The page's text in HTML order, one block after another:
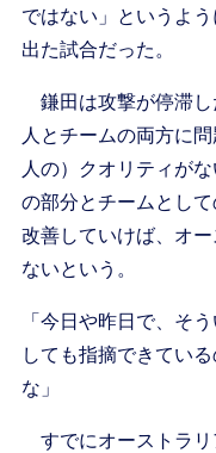
ではない」というよ
出た試合だった。
鎌田は攻撃が停滞し
人とチームの両方に
人の）クオリティが
の部分とチームとし
改善していけば、オ
ないという。
「今日や昨日で、そ
しても指摘できてい
な」
すでにオーストラリ